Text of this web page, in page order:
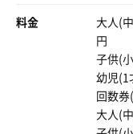
料金
大人(
円
子供(
幼児(1
回数
大人(